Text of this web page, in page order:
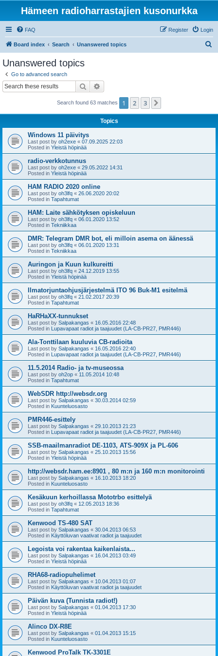
Hämeen radioharrastajien kusonurkka
FAQ Login
Register
Board index Search Unanswered topics
Unanswered topics
Go to advanced search
Search
Search found 63 matches 1 2 3
Topics
Windows 11 päivitys
Last post by oh2exe « 07.09.2025 22:03
Posted in Yleistä höpinää
radio-verkkotunnus
Last post by oh2exe « 29.05.2022 14:31
Posted in Yleistä höpinää
HAM RADIO 2020 online
Last post by oh3lfq « 26.06.2020 20:02
Posted in Tapahtumat
HAM: Laite sähkötyksen opiskeluun
Last post by oh3lfq « 06.01.2020 13:52
Posted in Tekniikkaa
DMR: Telegram DMR bot, eli milloin asema on äänessä
Last post by oh3lfq « 06.01.2020 13:31
Posted in Tekniikkaa
Auringon ja Kuun kulkureitti
Last post by oh3lfq « 24.12.2019 13:55
Posted in Yleistä höpinää
Ilmatorjuntaohjusjärjestelmä ITO 96 Buk-M1 esitelmä
Last post by oh3lfq « 21.02.2017 20:39
Posted in Tapahtumat
HaRHaXX-tunnukset
Last post by Salpakangas « 16.05.2016 22:48
Posted in Lupavapaat radiot ja taajuudet (LA-CB-PR27, PMR446)
Ala-Tonttilaan kuuluvia CB-radioita
Last post by Salpakangas « 16.05.2016 22:40
Posted in Lupavapaat radiot ja taajuudet (LA-CB-PR27, PMR446)
11.5.2014 Radio- ja tv-museossa
Last post by oh2op « 11.05.2014 10:48
Posted in Tapahtumat
WebSDR http://websdr.org
Last post by Salpakangas « 30.03.2014 02:59
Posted in Kuunteluosasto
PMR446-esittely
Last post by Salpakangas « 29.10.2013 21:23
Posted in Lupavapaat radiot ja taajuudet (LA-CB-PR27, PMR446)
SSB-maailmanradiot DE-1103, ATS-909X ja PL-606
Last post by Salpakangas « 25.10.2013 15:56
Posted in Yleistä höpinää
http://websdr.ham.ee:8901 , 80 m:n ja 160 m:n monitorointi
Last post by Salpakangas « 16.10.2013 18:20
Posted in Kuunteluosasto
Kesäkuun kerhoillassa Mototrbo esittelyä
Last post by oh3lfq « 12.05.2013 18:36
Posted in Tapahtumat
Kenwood TS-480 SAT
Last post by Salpakangas « 30.04.2013 06:53
Posted in Käyttöluvan vaativat radiot ja taajuudet
Legoista voi rakentaa kaikenlaista...
Last post by Salpakangas « 16.04.2013 03:49
Posted in Yleistä höpinää
RHA68-radiopuhelimet
Last post by Salpakangas « 10.04.2013 01:07
Posted in Käyttöluvan vaativat radiot ja taajuudet
Päivän kuva (Tunnista radiot!)
Last post by Salpakangas « 01.04.2013 17:30
Posted in Yleistä höpinää
Alinco DX-R8E
Last post by Salpakangas « 01.04.2013 15:15
Posted in Kuunteluosasto
Kenwood ProTalk TK-3301E